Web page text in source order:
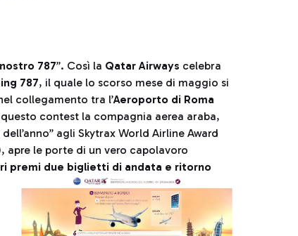
787”. Così la Qatar Airways celebra
787, il quale lo scorso mese di maggio si
collegamento tra l’Aeroporto di Roma
contest la compagnia aerea araba,
agli Skytrax World Airline Award
apre le porte di un vero capolavoro
premi due biglietti di andata e ritorno